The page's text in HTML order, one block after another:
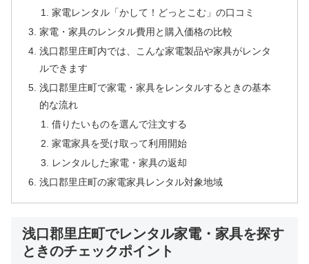
家電レンタル「かして！どっとこむ」の口コミ
家電・家具のレンタル費用と購入価格の比較
浅口郡里庄町内では、こんな家電製品や家具がレンタ
ルできます
浅口郡里庄町で家電・家具をレンタルするときの基本
的な流れ
借りたいものを選んで注文する
家電家具を受け取って利用開始
レンタルした家電・家具の返却
浅口郡里庄町の家電家具レンタル対象地域
浅口郡里庄町でレンタル家電・家具を探す
ときのチェックポイント